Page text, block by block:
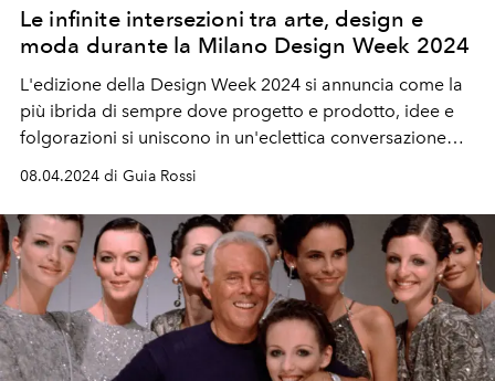
Le infinite intersezioni tra arte, design e
moda durante la Milano Design Week 2024
L'edizione della Design Week 2024 si annuncia come la
più ibrida di sempre dove progetto e prodotto, idee e
folgorazioni si uniscono in un'eclettica conversazione
08.04.2024 di Guia Rossi